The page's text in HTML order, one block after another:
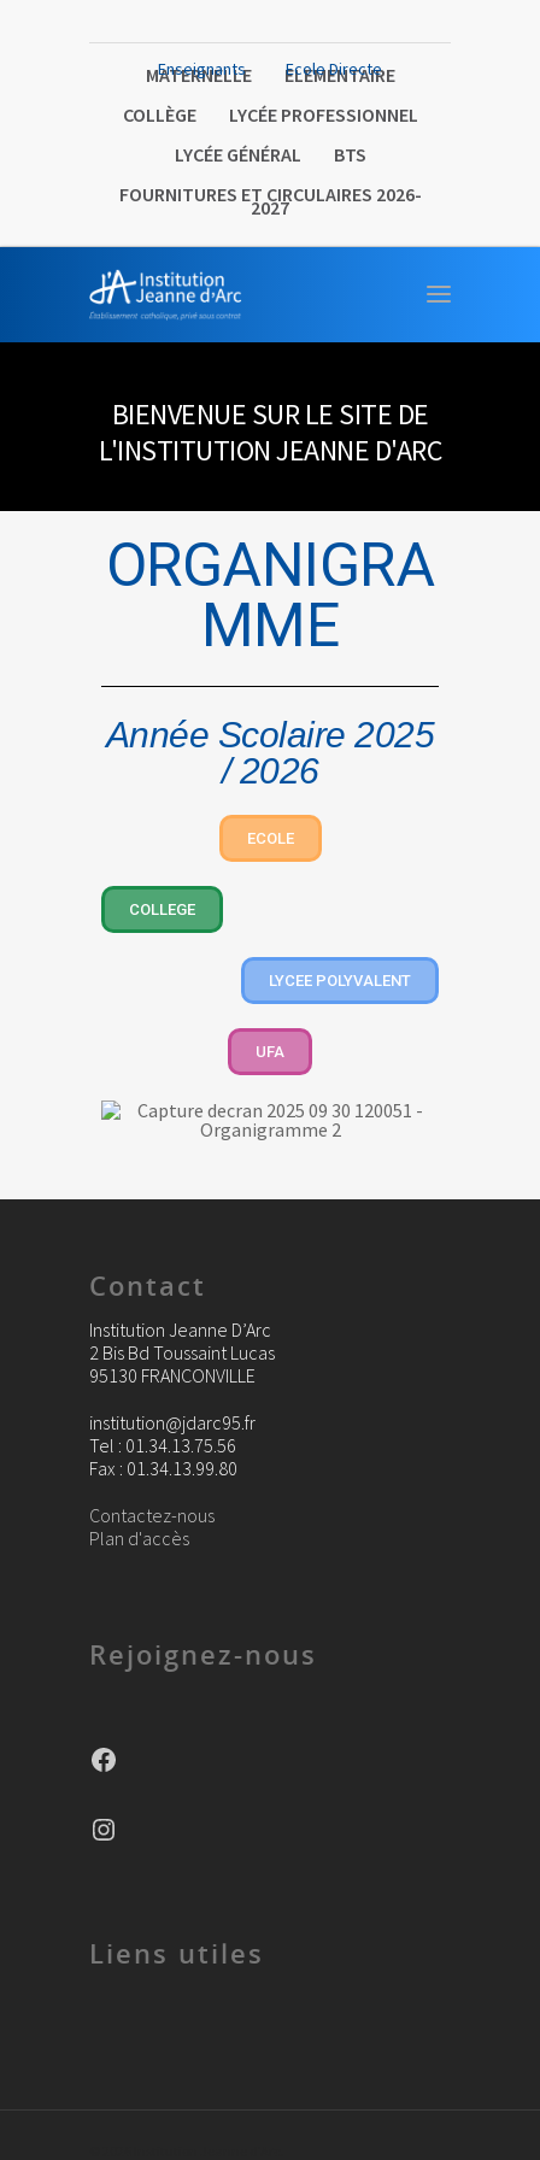
MATERNELLE
ELEMENTAIRE
COLLÈGE
LYCÉE PROFESSIONNEL
LYCÉE GÉNÉRAL
BTS
FOURNITURES ET CIRCULAIRES 2026-
2027
Enseignants Ecole Directe
BIENVENUE SUR LE SITE DE
L'INSTITUTION JEANNE D'ARC
ORGANIGRA
MME
Année Scolaire 2025
/ 2026
ECOLE
COLLEGE
LYCEE POLYVALENT
UFA
Contact
Institution Jeanne D’Arc
2 Bis Bd Toussaint Lucas
95130 FRANCONVILLE
institution@jdarc95.fr
Tel : 01.34.13.75.56
Fax : 01.34.13.99.80
Contactez-nous
Plan d'accès
Rejoignez-nous
Liens utiles